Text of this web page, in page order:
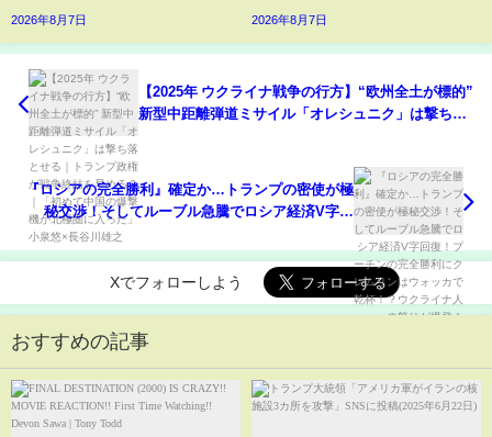
2026年8月7日 2026年8月7日
【2025年 ウクライナ戦争の行方】“欧州全土が標的”
新型中距離弾道ミサイル「オレシュニク」は撃ち落
川雄之
『ロシアの完全勝利』確定か…トランプの密使が極
秘交渉！そしてルーブル急騰でロシア経済V字回
復！プーチンの完全勝利にクレムリンはウォッカで
Xでフォローしよう
おすすめの記事